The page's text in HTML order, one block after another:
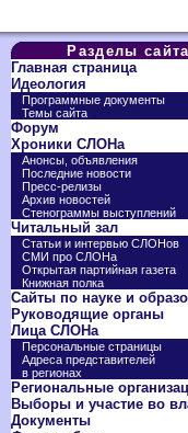
Разделы сайта
Главная страница
Идеология
Программные документы
Темы сайта
Форум
Хроники СЛОНа
Анонсы, объявления
Последние новости
Пресс-релизы
Архив новостей
Стенограммы выступлений
Читальный зал
Статьи и интервью СЛОНов
СМИ про СЛОНа
Открытая партийная газета
Книжная полка
Сайты по науке и
Руководящие органы
Лица СЛОНа
Персональные страницы
Адреса представителей
в регионах
Региональные
Выборы и участие во
Документы